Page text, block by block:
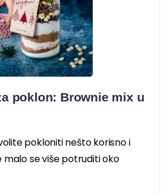
poklon: Brownie mix u
pokloniti nešto korisno i
malo se više potruditi oko